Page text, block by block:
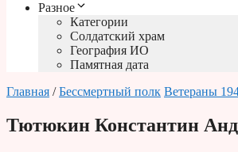
Разное
Категории
Солдатский храм
География ИО
Памятная дата
Главная /Бессмертный полк Ветераны
Тютюкин Константин